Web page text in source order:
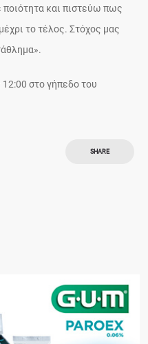
ποιότητα και πιστεύω πως
το τέλος. Στόχος μας
12:00 στο γήπεδο του
SHARE